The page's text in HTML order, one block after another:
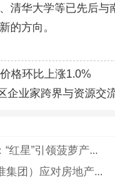
清华大学等已先后
的方向。
格环比上涨1.0%
企业家跨界与资源交
红星”引领菠萝产...
集团）应对房地产...